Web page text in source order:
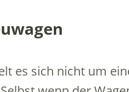
es sich nicht um